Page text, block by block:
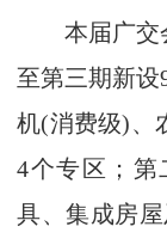
本届广交会
至第三期新设
机(消费级)、
4个专区；第
具、集成房